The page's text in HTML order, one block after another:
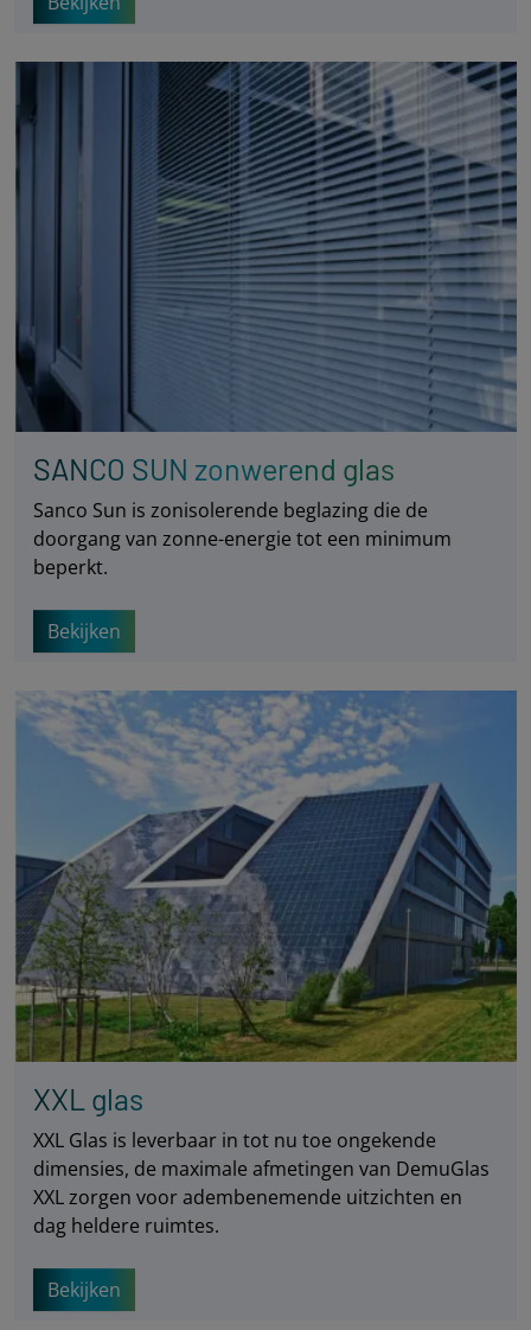
SANCO SUN zonwerend glas
Sanco Sun is zonisolerende beglazing die de
doorgang van zonne-energie tot een minimum
beperkt.
Bekijken
XXL glas
XXL Glas is leverbaar in tot nu toe ongekende
dimensies, de maximale afmetingen van DemuGlas
XXL zorgen voor adembenemende uitzichten en
dag heldere ruimtes.
Bekijken